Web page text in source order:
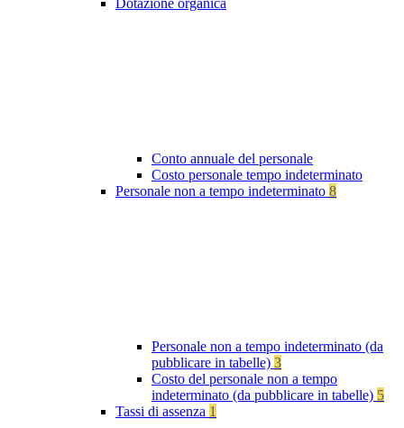
Dotazione organica
Conto annuale del personale
Costo personale tempo indeterminato
Personale non a tempo indeterminato 8
Personale non a tempo indeterminato (da
pubblicare in tabelle) 3
Costo del personale non a tempo
indeterminato (da pubblicare in tabelle) 5
Tassi di assenza 1